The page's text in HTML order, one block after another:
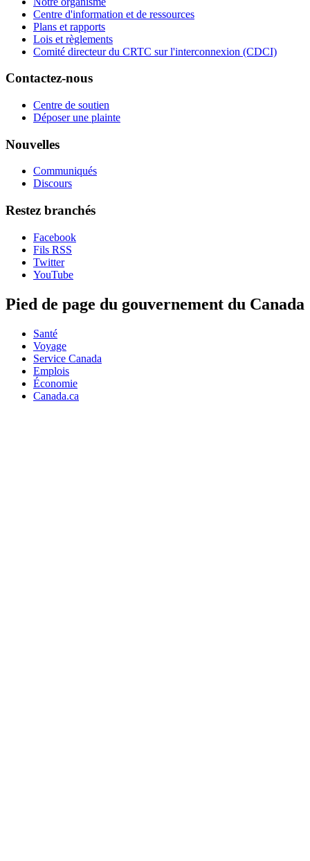
Centre d'information et de ressources
Plans et rapports
Lois et règlements
Comité directeur du CRTC sur l'interconnexion (CDCI)
Contactez-nous
Centre de soutien
Déposer une plainte
Nouvelles
Communiqués
Discours
Restez branchés
Facebook
Fils RSS
Twitter
YouTube
Pied de page du gouvernement du Canada
Santé
Voyage
Service Canada
Emplois
Économie
Canada.ca